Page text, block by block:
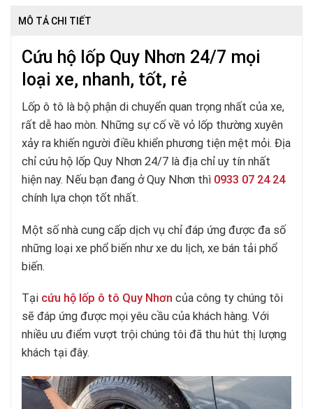
MÔ TẢ CHI TIẾT
Cứu hộ lốp Quy Nhơn 24/7 mọi
loại xe, nhanh, tốt, rẻ
Lốp ô tô là bộ phận di chuyển quan trọng nhất của xe,
rất dễ hao mòn. Những sự cố về vỏ lốp thường xuyên
xảy ra khiến người điều khiển phương tiện mệt mỏi. Địa
chỉ cứu hộ lốp Quy Nhơn 24/7 là địa chỉ uy tín nhất
hiện nay. Nếu bạn đang ở Quy Nhơn thì 0933 07 24 24
chính lựa chọn tốt nhất.
Một số nhà cung cấp dịch vụ chỉ đáp ứng được đa số
những loại xe phổ biến như xe du lịch, xe bán tải phổ
biến.
Tại cứu hộ lốp ô tô Quy Nhơn của công ty chúng tôi
sẽ đáp ứng được mọi yêu cầu của khách hàng. Với
nhiều ưu điểm vượt trội chúng tôi đã thu hút thị lượng
khách tại đây.